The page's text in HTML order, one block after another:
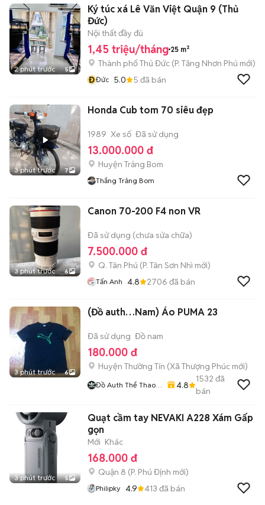
2 phút trước 5
Ký túc xá Lê Văn Việt Quận 9 (Thủ
Đức)
Nội thất đầy đủ
1,45 triệu/tháng 25 m²
Thành phố Thủ Đức (P. Tăng Nhơn Phú mới)
ĐĐức 5.0 5 đã bán
3 phút trước 7
Honda Cub tom 70 siêu đẹp
1989 Xe số Đã sử dụng
13.000.000 đ
Huyện Trảng Bom
Thắng Trảng Bom
3 phút trước 6
Canon 70-200 F4 non VR
Đã sử dụng (chưa sửa chữa)
7.500.000 đ
Q. Tân Phú (P. Tân Sơn Nhì mới)
Tấn Anh 4.8 2706 đã bán
3 phút trước 6
(Đồ auth…Nam) Áo PUMA 23
Đã sử dụng Đồ nam
180.000 đ
Huyện Thường Tín (Xã Thượng Phúc mới)
Đồ Auth Thể Thao
4.8
1532 đã
bán
3 phút trước 5
Quạt cầm tay NEVAKI A228 Xám Gấp
gọn
Mới Khác
168.000 đ
Quận 8 (P. Phú Định mới)
Philipky 4.9 413 đã bán